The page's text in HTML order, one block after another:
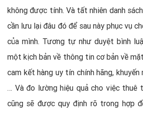
không được tính. Và tất nhiên danh
cần lưu lại đâu đó để sau này phục vụ
của mình. Tương tự như duyệt bình
một kịch bản về thông tin cơ bản về
cam kết hàng uy tín chính hãng, khuyến
… Và đo lường hiệu quả cho việc thuê
cũng sẽ được quy định rõ trong hợp